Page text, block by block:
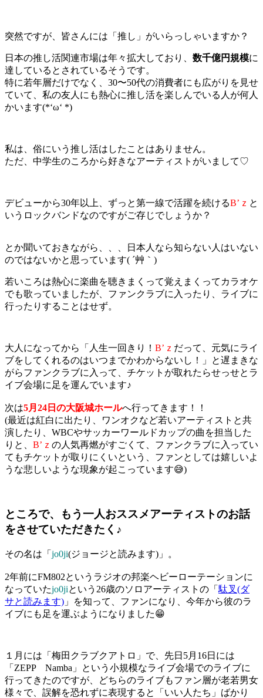
突然ですが、皆さんには「推し」がいらっしゃいますか？
日本の推し活関連市場は年々拡大しており、 数千億円規模に
達しているとされているそうです。
特に若年層だけでなく、30〜50代の消費者にも広がりを見せ
ていて、私の友人にも熱心に推し活を楽しんでいる人が何人
かいます(*‘ω‘ *)
私は、俗にいう推し活はしたことはありません。
ただ、中学生のころから好きなアーティストがいまして♡
デビューから30年以上、ずっと第一線で活躍を続けるB’ｚ と
いうロックバンドなのですがご存じでしょうか？
とか聞いておきながら、、、日本人なら知らない人はいない
のではないかと思っています( ´艸｀)
若いころは熱心に楽曲を聴きまくって覚えまくってカラオケ
でも歌っていましたが、ファンクラブに入ったり、ライブに
行ったりすることはせず。
大人になってから「人生一回きり！ B’ｚ だって、元気にライ
ブをしてくれるのはいつまでかわからないし！」と遅まきな
がらファンクラブに入って、チケットが取れたらせっせとラ
イブ会場に足を運んでいます♪
次は5月24日の大阪城ホールへ行ってきます！！
(最近は紅白に出たり、ワンオクなど若いアーティストと共
演したり、WBCやサッカーワールドカップの曲を担当した
りと、 B’ｚ の人気再燃がすごくて、ファンクラブに入ってい
てもチケットが取りにくいという、ファンとしては嬉しいよ
うな悲しいような現象が起こっています😅)
ところで、もう一人おススメアーティストのお話
をさせていただきたく♪
その名は「 jo0ji(ジョージと読みます)」。
2年前にFM802というラジオの邦楽ヘビーローテーションに
なっていたjo0jiという26歳のソロアーティストの「 駄叉(ダ
サと読みます) 」を知って、ファンになり、今年から彼のラ
イブにも足を運ぶようになりました😁
１月には「梅田クラブクアトロ」で、先日5月16日には
「ZEPP Namba」という小規模なライブ会場でのライブに
行ってきたのですが、どちらのライブもファン層が老若男女
様々で、誤解を恐れずに表現すると「いい人たち」ばかり